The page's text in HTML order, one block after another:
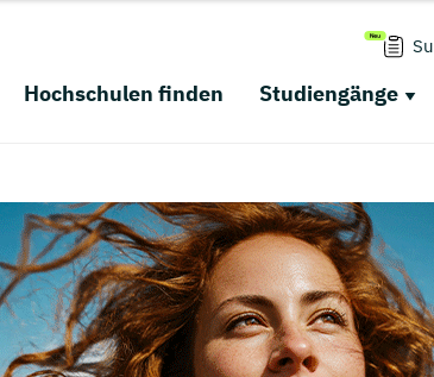
Hochschulen finden Studiengänge